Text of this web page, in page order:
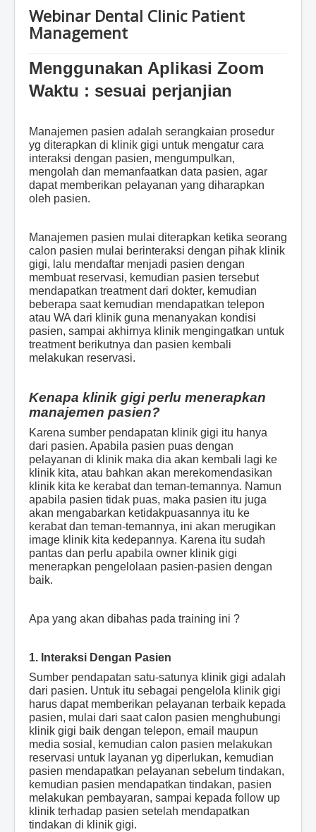
Webinar Dental Clinic Patient
Management
Menggunakan Aplikasi Zoom
Waktu : sesuai perjanjian
Manajemen pasien adalah serangkaian prosedur
yg diterapkan di klinik gigi untuk mengatur cara
interaksi dengan pasien, mengumpulkan,
mengolah dan memanfaatkan data pasien, agar
dapat memberikan pelayanan yang diharapkan
oleh pasien.
Manajemen pasien mulai diterapkan ketika seorang
calon pasien mulai berinteraksi dengan pihak klinik
gigi, lalu mendaftar menjadi pasien dengan
membuat reservasi, kemudian pasien tersebut
mendapatkan treatment dari dokter, kemudian
beberapa saat kemudian mendapatkan telepon
atau WA dari klinik guna menanyakan kondisi
pasien, sampai akhirnya klinik mengingatkan untuk
treatment berikutnya dan pasien kembali
melakukan reservasi.
Kenapa klinik gigi perlu menerapkan
manajemen pasien?
Karena sumber pendapatan klinik gigi itu hanya
dari pasien. Apabila pasien puas dengan
pelayanan di klinik maka dia akan kembali lagi ke
klinik kita, atau bahkan akan merekomendasikan
klinik kita ke kerabat dan teman-temannya. Namun
apabila pasien tidak puas, maka pasien itu juga
akan mengabarkan ketidakpuasannya itu ke
kerabat dan teman-temannya, ini akan merugikan
image klinik kita kedepannya. Karena itu sudah
pantas dan perlu apabila owner klinik gigi
menerapkan pengelolaan pasien-pasien dengan
baik.
Apa yang akan dibahas pada training ini ?
1. Interaksi Dengan Pasien
Sumber pendapatan satu-satunya klinik gigi adalah
dari pasien. Untuk itu sebagai pengelola klinik gigi
harus dapat memberikan pelayanan terbaik kepada
pasien, mulai dari saat calon pasien menghubungi
klinik gigi baik dengan telepon, email maupun
media sosial, kemudian calon pasien melakukan
reservasi untuk layanan yg diperlukan, kemudian
pasien mendapatkan pelayanan sebelum tindakan,
kemudian pasien mendapatkan tindakan, pasien
melakukan pembayaran, sampai kepada follow up
klinik terhadap pasien setelah mendapatkan
tindakan di klinik gigi.